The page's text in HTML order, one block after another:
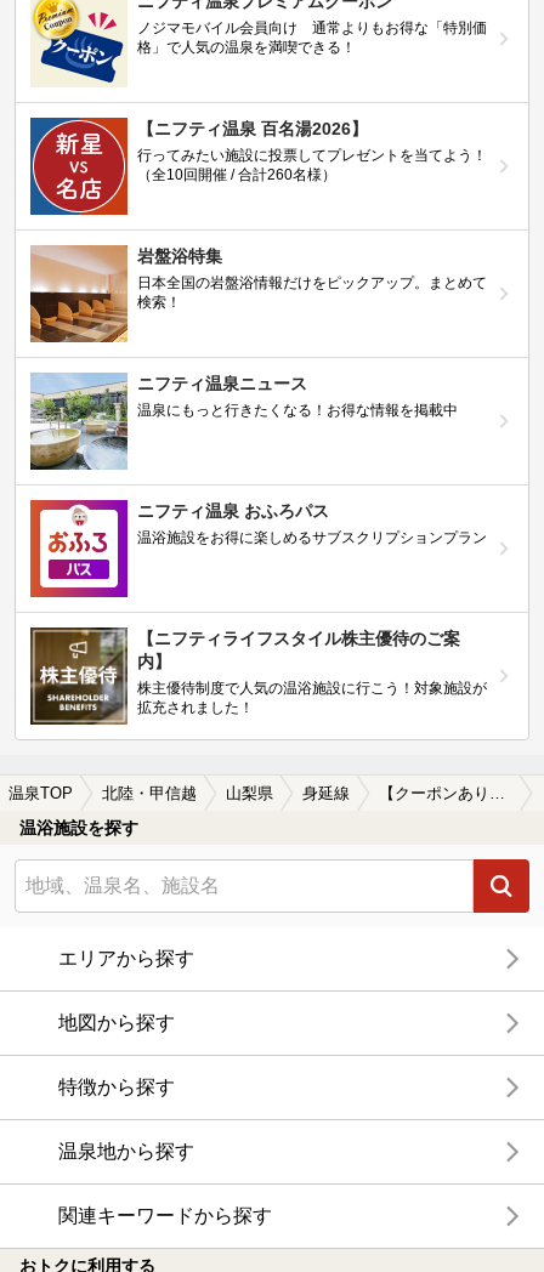
ノジマモバイル会員向け 通常よりもお得な「特別価
格」で人気の温泉を満喫できる！
【ニフティ温泉 百名湯2026】
行ってみたい施設に投票してプレゼントを当てよう！
（全10回開催 / 合計260名様）
岩盤浴特集
日本全国の岩盤浴情報だけをピックアップ。まとめて
検索！
ニフティ温泉ニュース
温泉にもっと行きたくなる！お得な情報を掲載中
ニフティ温泉 おふろパス
温浴施設をお得に楽しめるサブスクリプションプラン
【ニフティライフスタイル株主優待のご案
内】
株主優待制度で人気の温浴施設に行こう！対象施設が
拡充されました！
温泉TOP 北陸・甲信越 山梨県 身延線 【クーポンあり】湯治におすすめの身延線周辺の温泉、日帰り温泉、スーパー銭湯を探す
温浴施設を探す
エリアから探す
地図から探す
特徴から探す
温泉地から探す
関連キーワードから探す
おトクに利用する